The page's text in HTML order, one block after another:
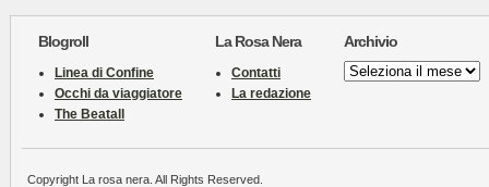
Blogroll
Linea di Confine
Occhi da viaggiatore
The Beatall
La Rosa Nera
Contatti
La redazione
Archivio
Archivio
Copyright La rosa nera. All Rights Reserved.